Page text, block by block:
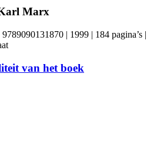
Marx
| 1999 | 184 pagina’s |
van het boek